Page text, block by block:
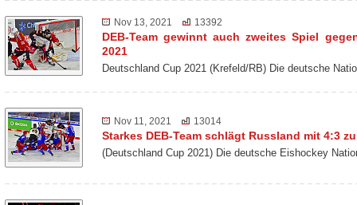
Nov 13, 2021 13392
DEB-Team gewinnt auch zweites Spiel
2021
Deutschland Cup 2021 (Krefeld/RB) Die deutsche
Nov 11, 2021 13014
Starkes DEB-Team schlägt Russland mit 4:3
(Deutschland Cup 2021) Die deutsche Eishockey